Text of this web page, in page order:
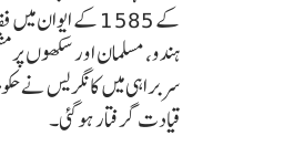
قیادت گرفتار ہوگئی۔